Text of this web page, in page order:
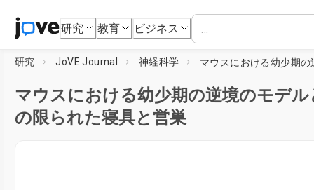
研究 教育 ビジネス
研究 JoVE Journal 神経科学
マウスにおける幼少期の逆境のモデ
の限られた寝具と営巣